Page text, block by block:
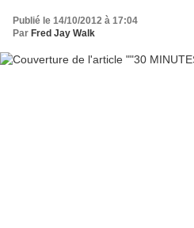
Publié le 14/10/2012 à 17:04
Par Fred Jay Walk